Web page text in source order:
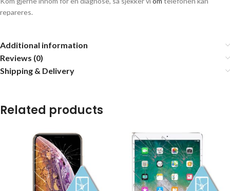
repareres.
Additional information
Reviews (0)
Shipping & Delivery
Related products